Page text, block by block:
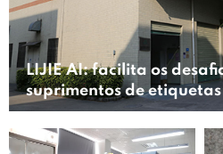
LIJIE AI: facilita os
suprimentos de